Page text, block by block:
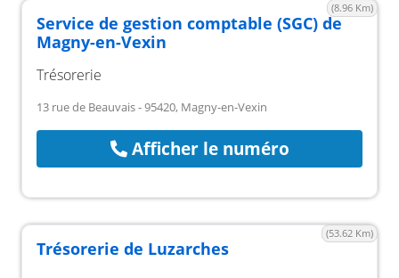
(8.96 Km)
Service de gestion comptable (SGC) de
Magny-en-Vexin
Trésorerie
13 rue de Beauvais - 95420, Magny-en-Vexin
Afficher le numéro
(53.62 Km)
Trésorerie de Luzarches